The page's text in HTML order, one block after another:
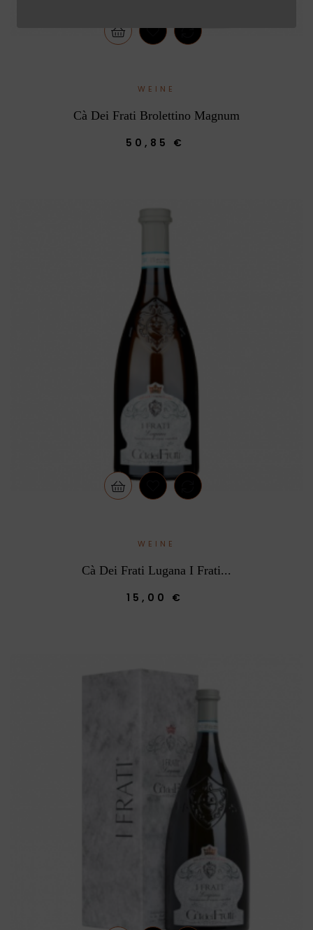
WEINE
Cà Dei Frati Brolettino Magnum
50,85 €
WEINE
Cà Dei Frati Lugana I Frati...
15,00 €